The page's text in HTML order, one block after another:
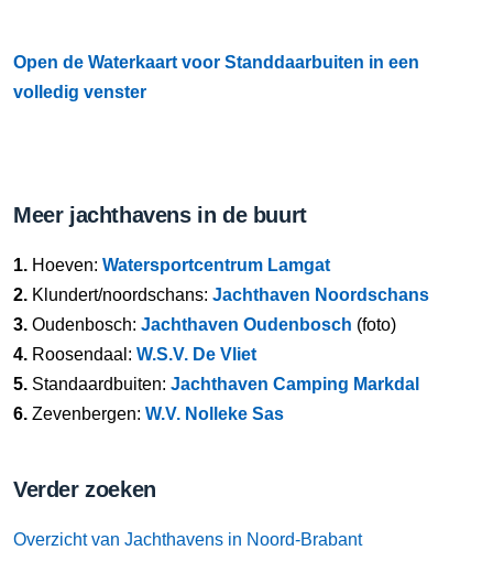
Open de Waterkaart voor Standdaarbuiten in een
volledig venster
Meer jachthavens in de buurt
1. Hoeven: Watersportcentrum Lamgat
2. Klundert/noordschans: Jachthaven Noordschans
3. Oudenbosch: Jachthaven Oudenbosch (foto)
4. Roosendaal: W.S.V. De Vliet
5. Standaardbuiten: Jachthaven Camping Markdal
6. Zevenbergen: W.V. Nolleke Sas
Verder zoeken
Overzicht van Jachthavens in Noord-Brabant